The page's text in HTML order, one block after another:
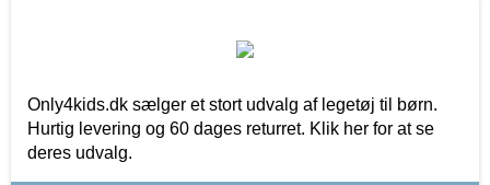
Only4kids.dk sælger et stort udvalg af legetøj til børn.
Hurtig levering og 60 dages returret. Klik her for at se
deres udvalg.